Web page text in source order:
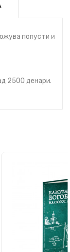
попусти и
2500 денари.